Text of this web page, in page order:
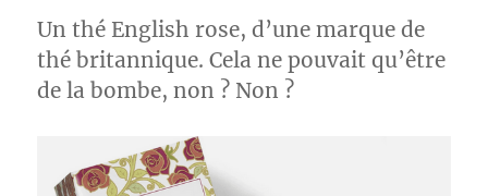
Clipper
Teas…
simples
Un thé English rose, d’une marque de
thé britannique. Cela ne pouvait qu’être
de la bombe, non ? Non ?